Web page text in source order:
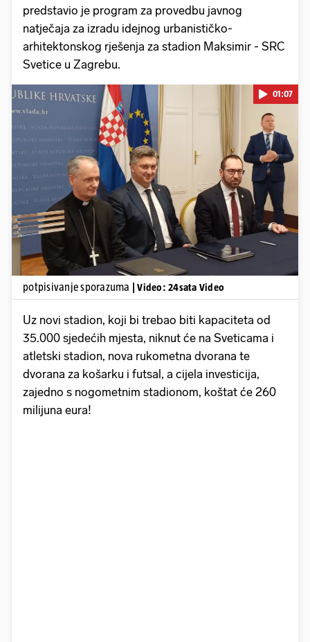
predstavio je program za provedbu javnog
natječaja za izradu idejnog urbanističko-
arhitektonskog rješenja za stadion Maksimir - SRC
Svetice u Zagrebu.
Pokretanje videa...
01:07
potpisivanje sporazuma | Video: 24sata Video
Uz novi stadion, koji bi trebao biti kapaciteta od
35.000 sjedećih mjesta, niknut će na Sveticama i
atletski stadion, nova rukometna dvorana te
dvorana za košarku i futsal, a cijela investicija,
zajedno s nogometnim stadionom, koštat će 260
milijuna eura!